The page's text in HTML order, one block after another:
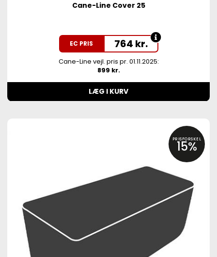
Cane-Line Cover 25
EC PRIS 764 kr.
Cane-Line vejl. pris pr. 01.11.2025:
899 kr.
LÆG I KURV
PRISFORSKEL
15%